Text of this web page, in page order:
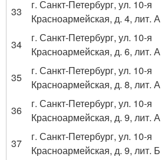
33
г. Санкт-Петербург, ул. 10-я
Красноармейская, д. 4, лит. А
34
г. Санкт-Петербург, ул. 10-я
Красноармейская, д. 6, лит. А
35
г. Санкт-Петербург, ул. 10-я
Красноармейская, д. 8, лит. А
36
г. Санкт-Петербург, ул. 10-я
Красноармейская, д. 9, лит. А
37
г. Санкт-Петербург, ул. 10-я
Красноармейская, д. 9, лит. Б